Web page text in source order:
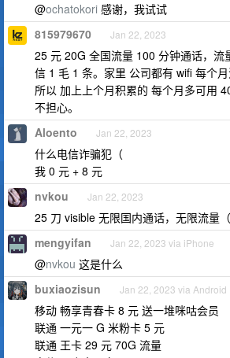
@ochatokori 感谢，我试试
815979670 Jan 22, 2023
25 元 20G 全国流量 100 分钟通话，流
信 1 毛 1 条。家里 公司都有 wifi 每个月
所以 加上上个月积累的 每个月多可用
不担心。
Aloento Jan 22, 2023
什么电信诈骗犯（
我 0 元 + 8 元
nvkou Jan 22, 2023
25 刀 visible 无限国内通话，无限流量（
mengyifan Jan 22, 2023 via iPhone
@nvkou 这是什么
buxiaozisun Jan 22, 2023 via Android
移动 畅享青春卡 8 元 送一堆咪咕会员
联通 一元一 G 米粉卡 5 元
联通 王卡 29 元 70G 流量